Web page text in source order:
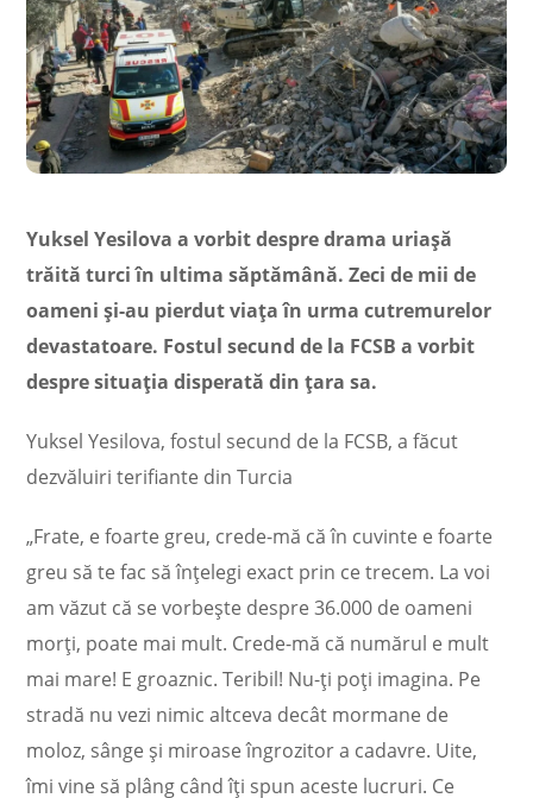
Yuksel Yesilova a vorbit despre drama uriaşă
trăită turci în ultima săptămână. Zeci de mii de
oameni şi-au pierdut viaţa în urma cutremurelor
devastatoare. Fostul secund de la FCSB a vorbit
despre situaţia disperată din ţara sa.
Yuksel Yesilova, fostul secund de la FCSB, a făcut
dezvăluiri terifiante din Turcia
„Frate, e foarte greu, crede-mă că în cuvinte e foarte
greu să te fac să înțelegi exact prin ce trecem. La voi
am văzut că se vorbește despre 36.000 de oameni
morți, poate mai mult. Crede-mă că numărul e mult
mai mare! E groaznic. Teribil! Nu-ți poți imagina. Pe
stradă nu vezi nimic altceva decât mormane de
moloz, sânge și miroase îngrozitor a cadavre. Uite,
îmi vine să plâng când îți spun aceste lucruri. Ce